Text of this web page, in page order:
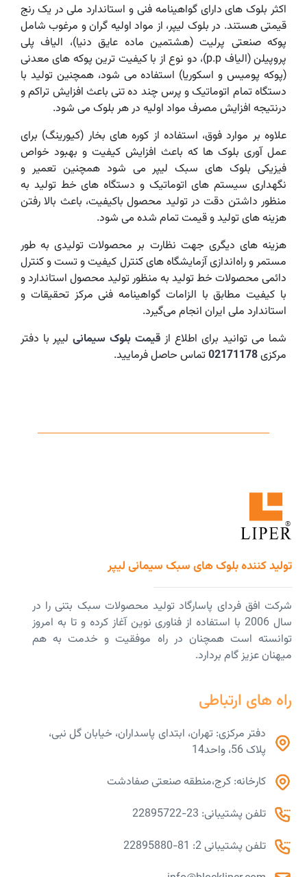
اکثر بلوک های دارای گواهینامه فنی و استاندارد ملی در یک رنج
قیمتی هستند. در بلوک لیپر، از مواد اولیه گران و مرغوب شامل
پوکه صنعتی پرلیت (هشتمین ماده عایق دنیا)، الیاف پلی
پروپیلن (الیاف p.p)، دو نوع از با کیفیت ترین پوکه های معدنی
(پوکه پومیس و اسکوریا) استفاده می شود، همچنین تولید با
دستگاه تمام اتوماتیک و پرس چند ده تنی باعث افزایش تراکم و
درنتیجه افزایش مصرف مواد اولیه در هر بلوک می شود.
علاوه بر موارد فوق، استفاده از کوره های بخار (کیورینگ) برای
عمل آوری بلوک ها که باعث افزایش کیفیت و بهبود خواص
فیزیکی بلوک های سبک لیپر می شود همچنین تعمیر و
نگهداری سیستم های اتوماتیک و دستگاه های خط تولید به
منظور داشتن دقت در تولید محصول باکیفیت، باعث بالا رفتن
هزینه های تولید و قیمت تمام شده می شود.
هزینه های دیگری جهت نظارت بر محصولات تولیدی به طور
مستمر و راه‌اندازی آزمایشگاه های کنترل کیفیت و تست و کنترل
دائمی محصولات خط تولید به منظور تولید محصول استاندارد و
با کیفیت مطابق با الزامات گواهینامه فنی مرکز تحقیقات و
استاندارد ملی ایران انجام می‌گیرد.
شما می توانید برای اطلاع از قیمت بلوک سیمانی لیپر با دفتر
مرکزی02171178 تماس حاصل فرمایید.
تولید کننده بلوک های سبک سیمانی لیپر
شرکت افق فردای پاسارگاد تولید محصولات سبک بتنی را در
سال 2006 با استفاده از فناوری نوین آغاز کرده و تا به امروز
توانسته است همچنان در راه موفقیت و خدمت به هم
میهنان عزیز گام بردارد.
راه های ارتباطی
دفتر مرکزی: تهران، ابتدای پاسداران، خیابان گل نبی،
پلاک 56، واحد14
کارخانه: کرج،منطقه صنعتی صفادشت
تلفن پشتیبانی: 23-22895722
تلفن پشتیبانی 2: 81-22895880